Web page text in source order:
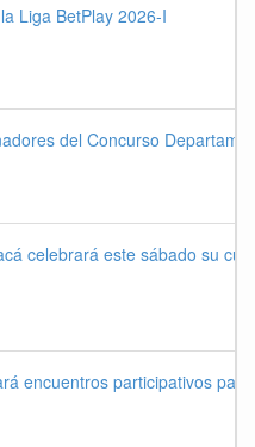
Liga BetPlay 2026-I
del Concurso
celebrará este sábado su
encuentros participativos